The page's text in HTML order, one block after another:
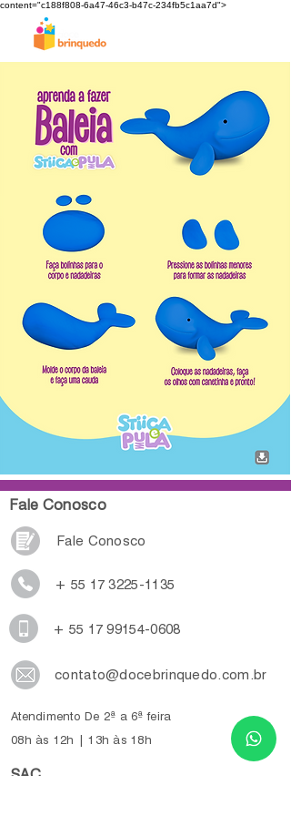
content="c188f808-6a47-46c3-b47c-234fb5c1aa7d">
Fale Conosco
Fale Conosco
+ 55 17 3225-1135
+ 55 17 99154-0608
contato@docebrinquedo.com.br
Atendimento De 2ª a 6ª feira
08h às 12h | 13h às 18h
SAC